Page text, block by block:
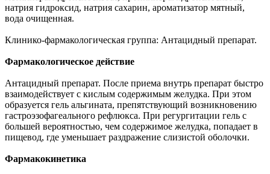
натрия гидроксид, натрия сахарин, ароматизатор мятный,
вода очищенная.
Клинико-фармакологическая группа: Антацидный препарат.
Фармакологическое действие
Антацидный препарат. После приема внутрь препарат быстро
взаимодействует с кислым содержимым желудка. При этом
образуется гель альгината, препятствующий возникновению
гастроэзофагеального рефлюкса. При регургитации гель с
большей вероятностью, чем содержимое желудка, попадает в
пищевод, где уменьшает раздражение слизистой оболочки.
Фармакокинетика